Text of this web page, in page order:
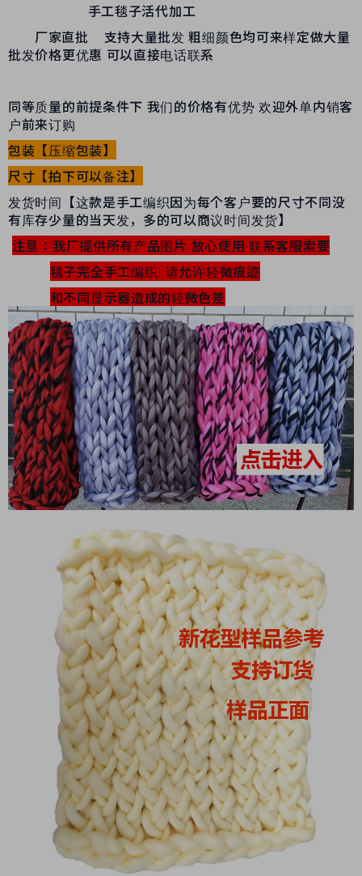
手工毯子活代加工
厂家直批 支持大量批发 粗细颜色均可来样定做大量
批发价格更优惠 可以直接电话联系
同等质量的前提条件下 我们的价格有优势 欢迎外单内销客
户前来订购
包装【压缩包装】
尺寸【拍下可以备注】
发货时间【这款是手工编织因为每个客户要的尺寸不同没
有库存少量的当天发，多的可以商议时间发货】
注意：我厂提供所有产品图片 放心使用 联系客服索要
毯子完全手工编织 请允许轻微痕迹
和不同显示器造成的轻微色差